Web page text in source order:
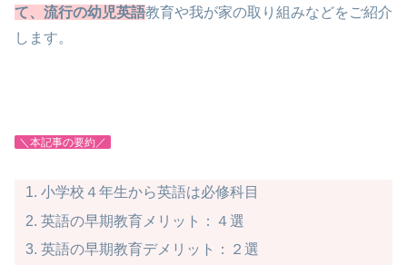
て、流行の幼児英語教育や我が家の取り組みなどをご紹介
します。
＼本記事の要約／
小学校４年生から英語は必修科目
英語の早期教育メリット：４選
英語の早期教育デメリット：２選